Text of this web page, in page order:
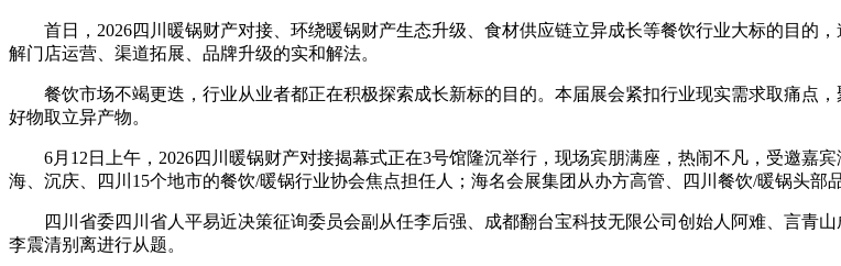
首日，2026四川暖锅财产对接、环绕暖锅财产生态升级、食材供应链立异成长等餐饮行业大标的目的
解门店运营、渠道拓展、品牌升级的实和解法。
餐饮市场不竭更迭，行业从业者都正在积极探索成长新标的目的。本届展会紧扣行业现实需求取痛点
好物取立异产物。
6月12日上午，2026四川暖锅财产对接揭幕式正在3号馆隆沉举行，现场宾朋满座，热闹不凡，受邀嘉
海、沉庆、四川15个地市的餐饮/暖锅行业协会焦点担任人；海名会展集团从办方高管、四川餐饮/暖锅头部
四川省委四川省人平易近决策征询委员会副从任李后强、成都翻台宝科技无限公司创始人阿难、言青
李震清别离进行从题。